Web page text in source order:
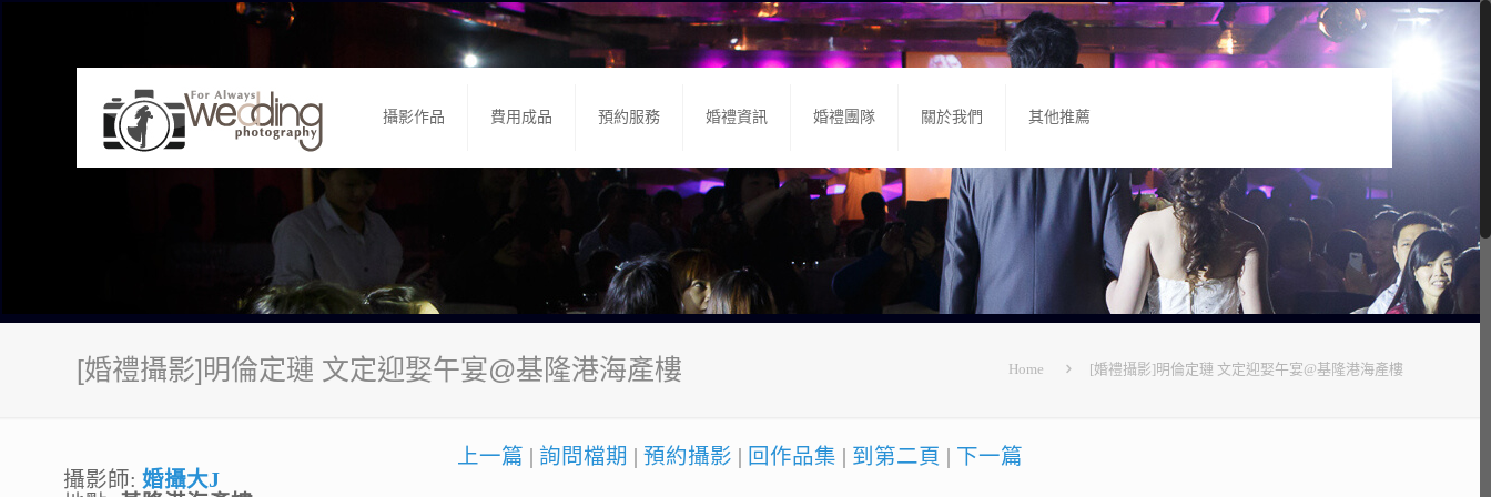
攝影作品 費用成品 預約服務 婚禮資訊 婚禮團隊 關於我們 其他推薦
[婚禮攝影]明倫定璉 文定迎娶午宴@基隆港海產樓 Home [婚禮攝影]明倫定璉 文定迎娶午宴@基隆港海產樓
上一篇 詢問檔期 預約攝影 回作品集 到第二頁
下一篇
攝影師: 婚攝大J